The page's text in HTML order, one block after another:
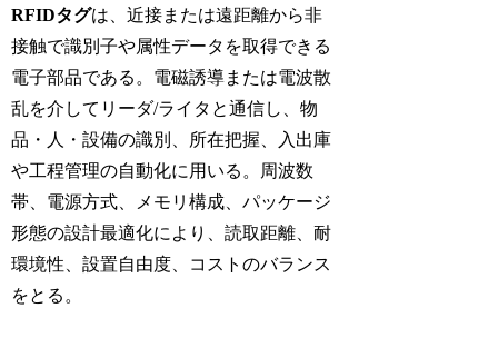
RFIDタグは、近接または遠距離から非
接触で識別子や属性データを取得できる
電子部品である。電磁誘導または電波散
乱を介してリーダ/ライタと通信し、物
品・人・設備の識別、所在把握、入出庫
や工程管理の自動化に用いる。周波数
帯、電源方式、メモリ構成、パッケージ
形態の設計最適化により、読取距離、耐
環境性、設置自由度、コストのバランス
をとる。